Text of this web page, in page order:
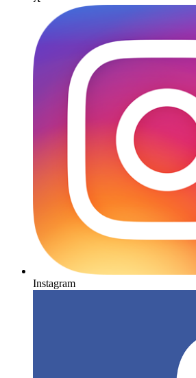
Instagram